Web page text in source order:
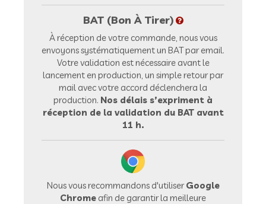
BAT (Bon À Tirer)
À réception de votre commande, nous vous
envoyons systématiquement un BAT par email.
Votre validation est nécessaire avant le
lancement en production, un simple retour par
mail avec votre accord déclenchera la
production. Nos délais s’expriment à
réception de la validation du BAT avant
11 h.
Nous vous recommandons d'utiliserGoogle
Chrome afin de garantir la meilleure